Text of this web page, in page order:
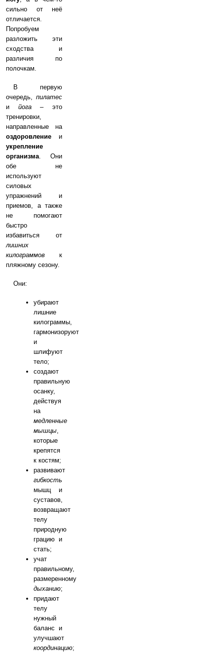
сильно от неё
отличается.
Попробуем
разложить эти
сходства и
различия по
полочкам.
В первую
очередь, пилатес
и йога– это
тренировки,
направленные на
оздоровление и
укрепление
организма. Они
обе не
используют
силовых
упражнений и
приемов, а также
не помогают
быстро
избавиться от
лишних
килограммов к
пляжному сезону.
Они:
убирают
лишние
килограммы,
гармонизоруют
и
шлифуют
тело;
создают
правильную
осанку,
действуя
на
медленные
мышцы,
которые
крепятся
к костям;
развивают
гибкость
мышц и
суставов,
возвращают
телу
природную
грацию и
стать;
учат
правильному,
размеренному
дыханию;
придают
телу
нужный
баланс и
улучшают
координацию;